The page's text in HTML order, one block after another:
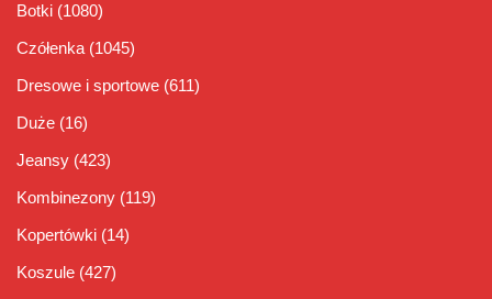
Botki (1080)
Czółenka (1045)
Dresowe i sportowe (611)
Duże (16)
Jeansy (423)
Kombinezony (119)
Kopertówki (14)
Koszule (427)